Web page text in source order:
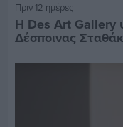
Πριν 12 ημέρες
Η Des Art Gallery
Δέσποινας